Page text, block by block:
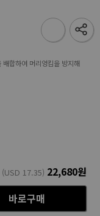
합하여 머리엉킴을 방지해
(USD 17.35) 22,680원
바로구매